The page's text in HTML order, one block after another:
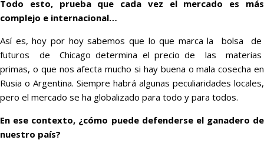
Todo esto, prueba que cada vez el mercado es más
complejo e internacional…
Así es, hoy por hoy sabemos que lo que marca la bolsa de
futuros de Chicago determina el precio de las materias
primas, o que nos afecta mucho si hay buena o mala cosecha en
Rusia o Argentina. Siempre habrá algunas peculiaridades locales,
pero el mercado se ha globalizado para todo y para todos.
En ese contexto, ¿cómo puede defenderse el ganadero de
nuestro país?